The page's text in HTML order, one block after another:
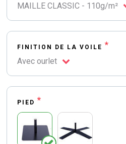
MAILLE CLASSIC - 110g/m²
FINITION DE LA VOILE *
Avec ourlet
PIED *